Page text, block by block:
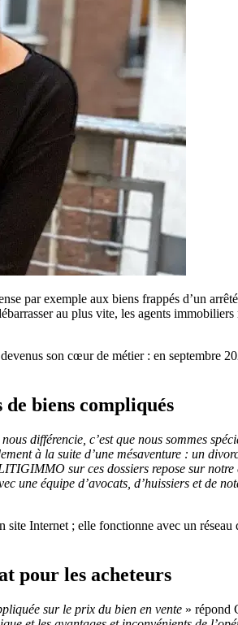
par exemple aux biens frappés d’un
au plus vite, les agents
son cœur de métier : en septembre
biens compliqués
différencie, c’est que nous sommes
à la suite d’une mésaventure : un
sur ces dossiers repose sur
une équipe d’avocats, d’huissiers et de
Internet ; elle fonctionne avec un réseau
pour les acheteurs
sur le prix du bien en vente » répond